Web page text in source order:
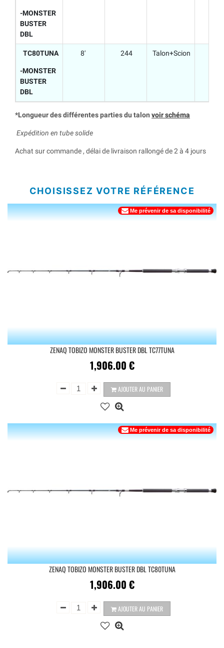
-MONSTER
BUSTER
DBL
TC80TUNA
-MONSTER
BUSTER
DBL
8' 244 Talon+Scion
*Longueur des différentes parties du talon voir schéma
Expédition en tube solide
Achat sur commande , délai de livraison rallongé de 2 à 4 jours
CHOISISSEZ VOTRE RÉFÉRENCE
ZENAQ TOBIZO MONSTER BUSTER DBL TC77TUNA
1,906.00 €
Me prévenir de sa disponibilité
AJOUTER AU PANIER
ZENAQ TOBIZO MONSTER BUSTER DBL TC80TUNA
1,906.00 €
Me prévenir de sa disponibilité
AJOUTER AU PANIER